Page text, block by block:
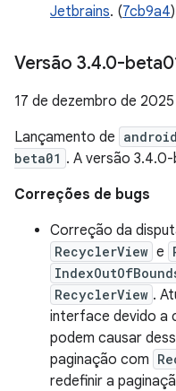
Jetbrains. (7cb9a4)
Versão 3.4.0-
17 de dezembro de 2025
Lançamento de
beta01 . A versão
Correções de bugs
Correção da
RecyclerView e
RecyclerView .
interface devido a
podem causar
paginação com
redefinir a